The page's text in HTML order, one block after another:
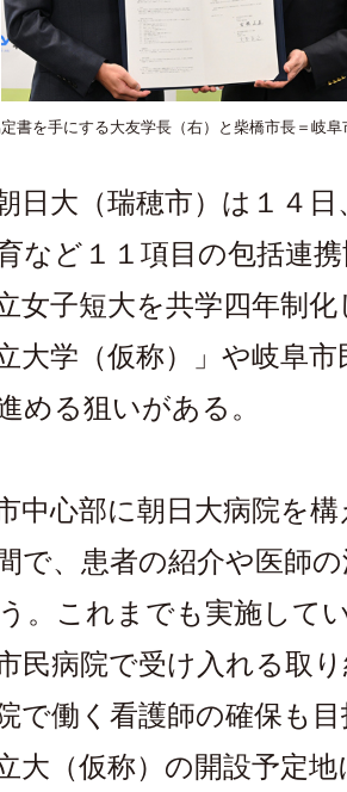
書を手にする大友学長（右）と柴橋市長＝岐阜
日大（瑞穂市）は１４日
など１１項目の包括連
女子短大を共学四年制
大学（仮称）」や岐阜
める狙いがある。
中心部に朝日大病院を
で、患者の紹介や医師
。これまでも実施して
民病院で受け入れる取
で働く看護師の確保も
大（仮称）の開設予定